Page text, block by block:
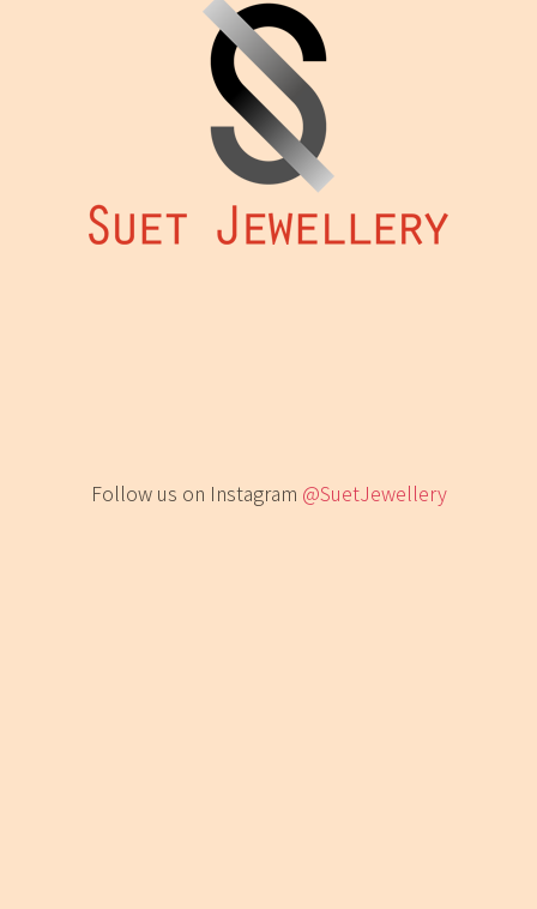
Follow us on Instagram @SuetJewellery